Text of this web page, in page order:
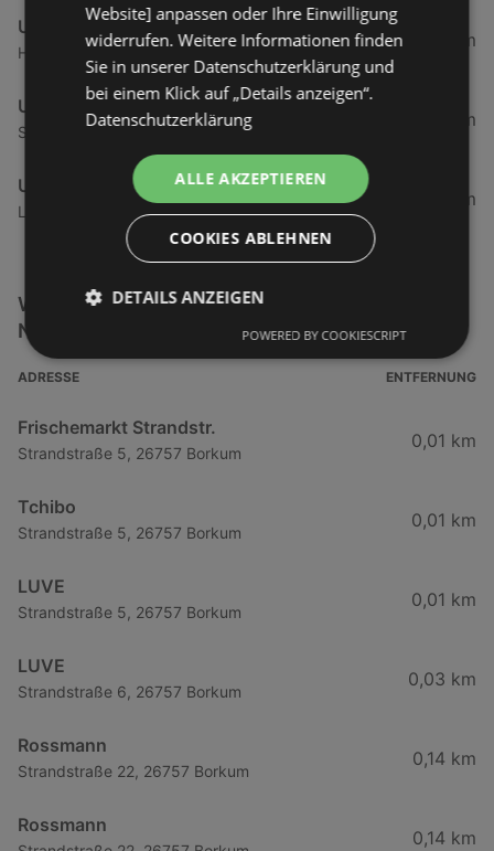
Umfrage
Hauptstraße 101, 26188 Edewecht
101,22 km
Umfrage
Soegeler Straße 20, 49757 Werlte
105,72 km
Umfrage
Lathener Straße 5, 49716 Meppen
106,7 km
Weitere Getränke & Lebensmittel Filialen in der
Nähe
ADRESSE ENTFERNUNG
Frischemarkt Strandstr.
Strandstraße 5, 26757 Borkum
0,01 km
Tchibo
Strandstraße 5, 26757 Borkum
0,01 km
LUVE
Strandstraße 5, 26757 Borkum
0,01 km
LUVE
Strandstraße 6, 26757 Borkum
0,03 km
Rossmann
Strandstraße 22, 26757 Borkum
0,14 km
Rossmann
0,14 km
Website] anpassen oder Ihre Einwilligung
widerrufen. Weitere Informationen finden
Sie in unserer Datenschutzerklärung und
bei einem Klick auf „Details anzeigen“.
Datenschutzerklärung
ALLE AKZEPTIEREN
COOKIES ABLEHNEN
DETAILS ANZEIGEN
POWERED BY COOKIESCRIPT